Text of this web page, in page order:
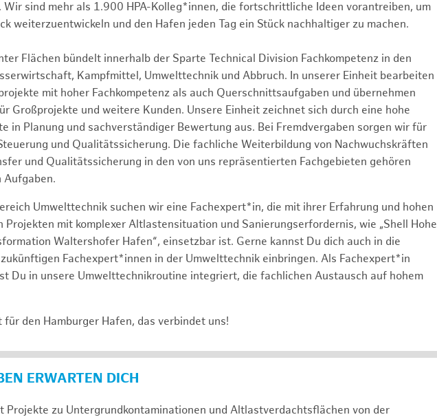
Wir sind mehr als 1.900 HPA-Kolleg*innen, die fortschrittliche Ideen vorantreiben, um
weiterzuentwickeln und den Hafen jeden Tag ein Stück nachhaltiger zu machen.
Flächen bündelt innerhalb der Sparte Technical Division Fachkompetenz in den
Kampfmittel, Umwelttechnik und Abbruch. In unserer Einheit bearbeiten
mit hoher Fachkompetenz als auch Querschnittsaufgaben und übernehmen
Großprojekte und weitere Kunden. Unsere Einheit zeichnet sich durch eine hohe
in Planung und sachverständiger Bewertung aus. Bei Fremdvergaben sorgen wir für
und Qualitätssicherung. Die fachliche Weiterbildung von Nachwuchskräften
und Qualitätssicherung in den von uns repräsentierten Fachgebieten gehören
Aufgaben.
Umwelttechnik suchen wir eine Fachexpert*in, die mit ihrer Erfahrung und hohen
Projekten mit komplexer Altlastensituation und Sanierungserfordernis, wie „Shell Hohe
Waltershofer Hafen“, einsetzbar ist. Gerne kannst Du dich auch in die
Fachexpert*innen in der Umwelttechnik einbringen. Als Fachexpert*in
Du in unsere Umwelttechnikroutine integriert, die fachlichen Austausch auf hohem
für den Hamburger Hafen, das verbindet uns!
ERWARTEN DICH
Projekte zu Untergrundkontaminationen und Altlastverdachtsflächen von der